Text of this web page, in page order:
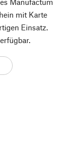
mit Karte
Einsatz.